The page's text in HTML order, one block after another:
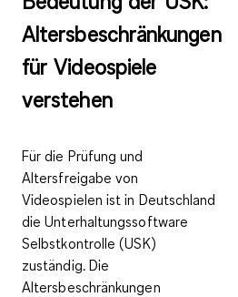
Altersbeschränkungen
für Videospiele
verstehen
Für die Prüfung und
Altersfreigabe von
Videospielen ist in Deutschland
die Unterhaltungssoftware
Selbstkontrolle (USK)
zuständig. Die
Altersbeschränkungen